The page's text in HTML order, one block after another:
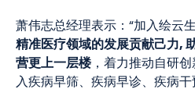
萧伟志总经理表示：“加入绘云
精准医疗领域的发展贡献己力,
营更上一层楼，着力推动自研
入疾病早筛、疾病早诊、疾病